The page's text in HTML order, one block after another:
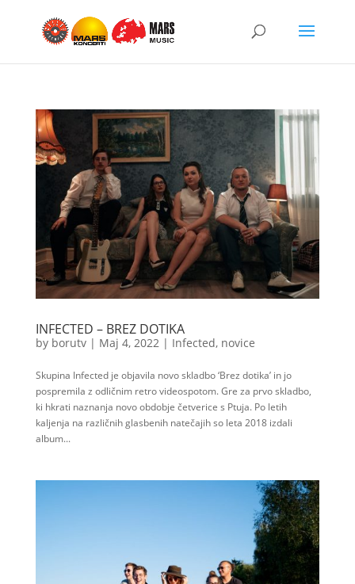
INFECTED – BREZ DOTIKA
by borutv| Maj 4, 2022| Infected, novice
Skupina Infected je objavila novo skladbo ‘Brez dotika’ in jo
pospremila z odličnim retro videospotom. Gre za prvo skladbo,
ki hkrati naznanja novo obdobje četverice s Ptuja. Po letih
kaljenja na različnih glasbenih natečajih so leta 2018 izdali
album...